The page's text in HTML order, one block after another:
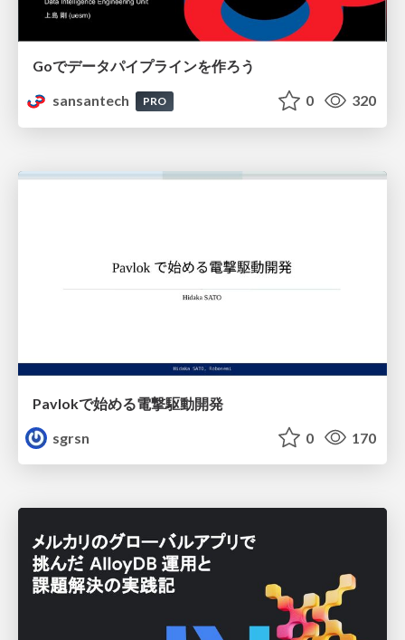
Goでデータパイプラインを作ろう
sansantech
PRO 0 320
Pavlokで始める電撃駆動開発
sgrsn
0 170